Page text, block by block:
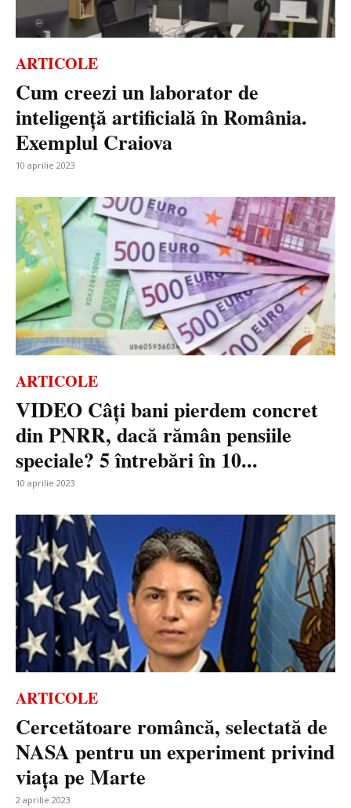
ARTICOLE
Cum creezi un laborator de
inteligență artificială în România.
Exemplul Craiova
10 aprilie 2023
ARTICOLE
VIDEO Câți bani pierdem concret
din PNRR, dacă rămân pensiile
speciale? 5 întrebări în 10...
10 aprilie 2023
ARTICOLE
Cercetătoare româncă, selectată de
NASA pentru un experiment privind
viața pe Marte
2 aprilie 2023